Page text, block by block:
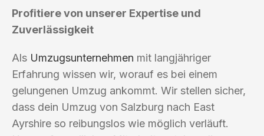
Profitiere von unserer Expertise und
Zuverlässigkeit
Als Umzugsunternehmen mit langjähriger
Erfahrung wissen wir, worauf es bei einem
gelungenen Umzug ankommt. Wir stellen sicher,
dass dein Umzug von Salzburg nach East
Ayrshire so reibungslos wie möglich verläuft.